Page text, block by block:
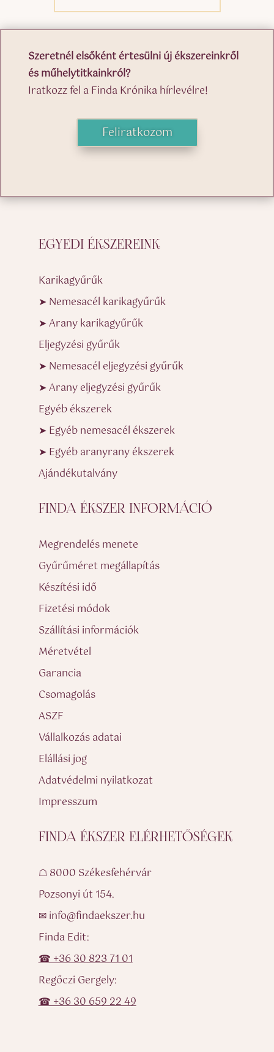
Szeretnél elsőként értesülni új ékszereinkről
és műhelytitkainkról?
Iratkozz fel a Finda Krónika hírlevélre!
Feliratkozom
EGYEDI ÉKSZEREINK
Karikagyűrűk
➤ Nemesacél karikagyűrűk
➤ Arany karikagyűrűk
Eljegyzési gyűrűk
➤ Nemesacél eljegyzési gyűrűk
➤ Arany eljegyzési gyűrűk
Egyéb ékszerek
➤ Egyéb nemesacél ékszerek
➤ Egyéb aranyrany ékszerek
Ajándékutalvány
FINDA ÉKSZER INFORMÁCIÓ
Megrendelés menete
Gyűrűméret megállapítás
Készítési idő
Fizetési módok
Szállítási információk
Méretvétel
Garancia
Csomagolás
ASZF
Vállalkozás adatai
Elállási jog
Adatvédelmi nyilatkozat
Impresszum
FINDA ÉKSZER ELÉRHETŐSÉGEK
☖ 8000 Székesfehérvár
Pozsonyi út 154.
✉ info@findaekszer.hu
Finda Edit:
☎ +36 30 823 71 01
Regőczi Gergely:
☎ +36 30 659 22 49